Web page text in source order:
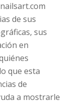
de sus
sus
en
que esta
de
a mostrarle